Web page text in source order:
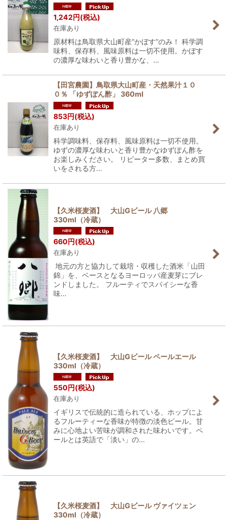
1,242円(税込)
在庫あり
原材料は鳥取県大山町産“かぼす”のみ！ 科学調
味料、保存料、風味原料は一切不使用。かぼす
の濃厚な味わいと香り豊かな、…
【田宮農園】鳥取県大山町産・天然果汁１０
０％ 「ゆずぽん酢」 360ml
853円(税込)
在庫あり
科学調味料、保存料、風味原料は一切不使用。
ゆずの濃厚な味わいと香り豊かなゆずぽん酢を
お楽しみください。 リピーター多数、まとめ買
いをされる方…
【久米桜麦酒】 大山Gビール 八郷
330ml（冷蔵）
660円(税込)
在庫あり
地元の方と協力して栽培・収穫した酒米「山田
錦」を、ベースとなるヨーロッパ産麦芽にブレ
ンドしました。 フルーティでスパイシーな香
味…
【久米桜麦酒】 大山Gビール ペールエール
330ml（冷蔵）
550円(税込)
在庫あり
イギリスで伝統的に造られている、ホップによ
るフルーティーな香味が特徴の淡色ビール。甘
みに心地よい苦味が調和された味わいです。ペ
ールとは英語で「淡い」の…
【久米桜麦酒】 大山Gビール ヴァイツェン
330ml（冷蔵）